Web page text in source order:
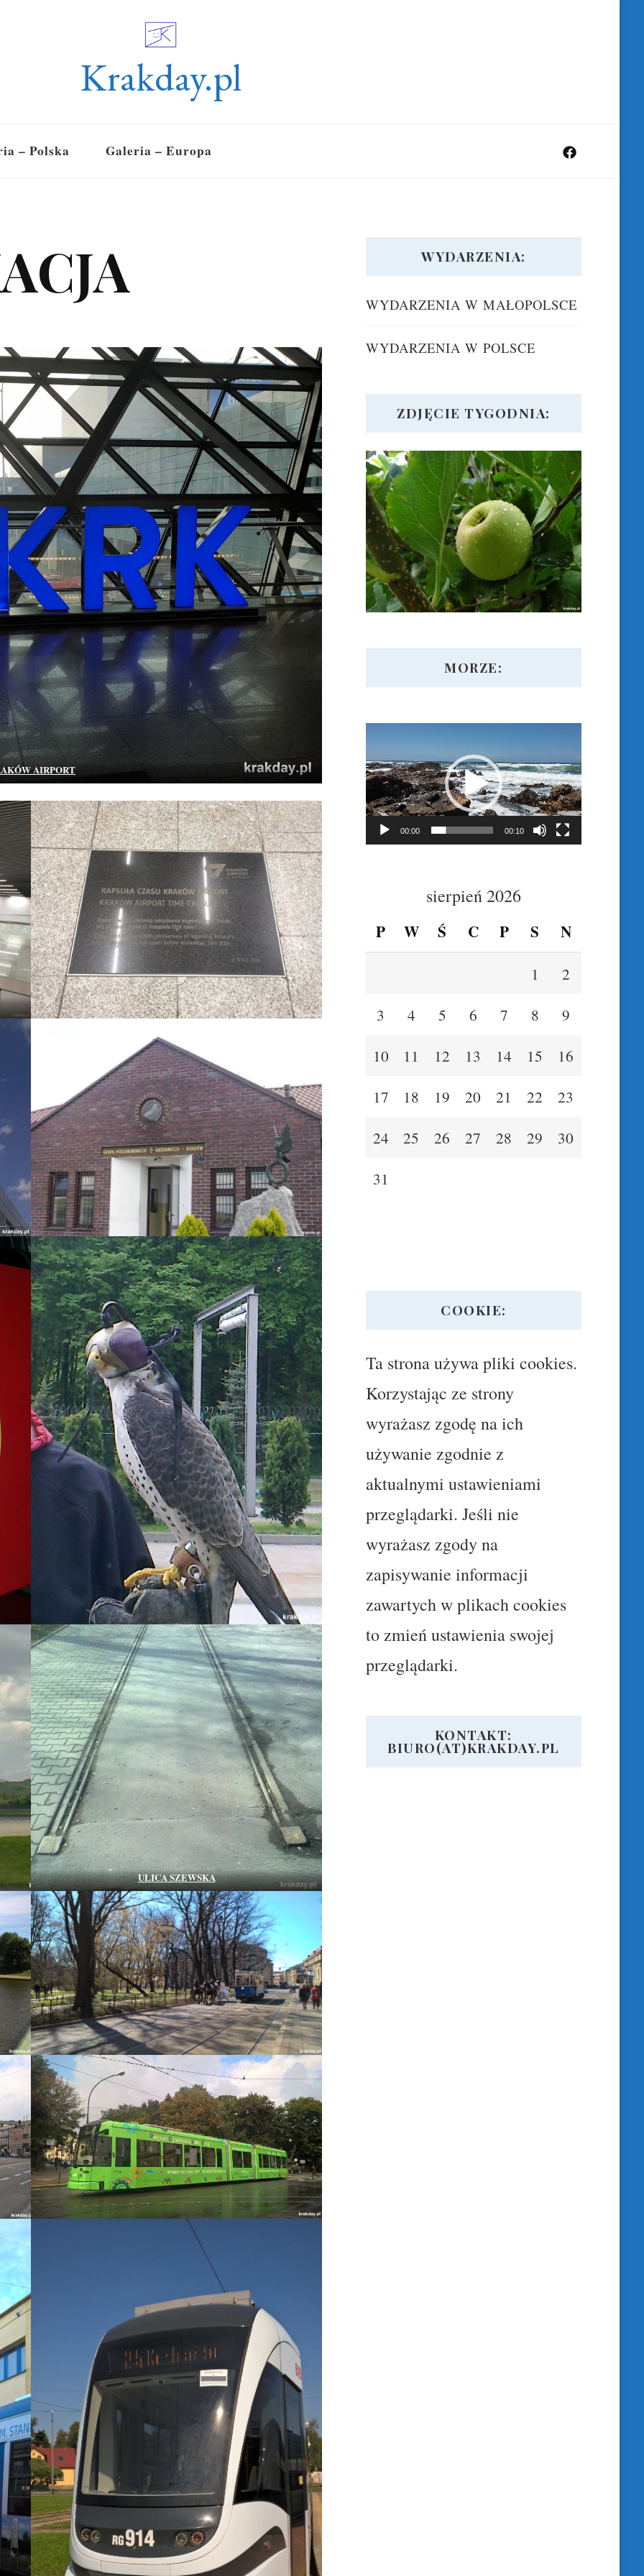
Krakday.pl
– Polska Galeria – Europa
AIRPORT
ULICA SZEWSKA
WYDARZENIA:
WYDARZENIA W MAŁOPOLSCE
WYDARZENIA W POLSCE
ZDJĘCIE TYGODNIA:
MORZE:
Odtwarzacz
video
00:00 00:10
sierpień 2026
P W Ś C P S N
1
2
3
4 5 6 7 8
9
10
11 12 13 14 15
16
17
18 19 20 21 22
23
24
25 26 27 28 29
30
31
COOKIE:
Ta strona używa pliki cookies.
Korzystając ze strony
wyrażasz zgodę na ich
używanie zgodnie z
aktualnymi ustawieniami
przeglądarki. Jeśli nie
wyrażasz zgody na
zapisywanie informacji
zawartych w plikach cookies
to zmień ustawienia swojej
przeglądarki.
KONTAKT:
BIURO(AT)KRAKDAY.PL